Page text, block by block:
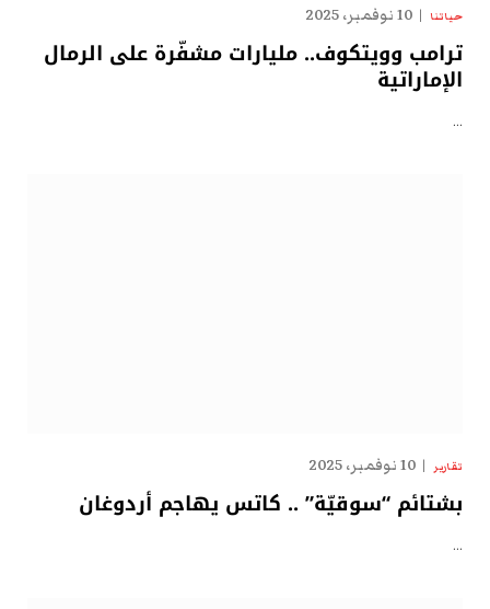
حياتنا 10 نوفمبر، 2025
ترامب وويتكوف.. مليارات مشفّرة على الرمال
الإماراتية
…
تقارير 10 نوفمبر، 2025
بشتائم “سوقيّة” .. كاتس يهاجم أردوغان
…